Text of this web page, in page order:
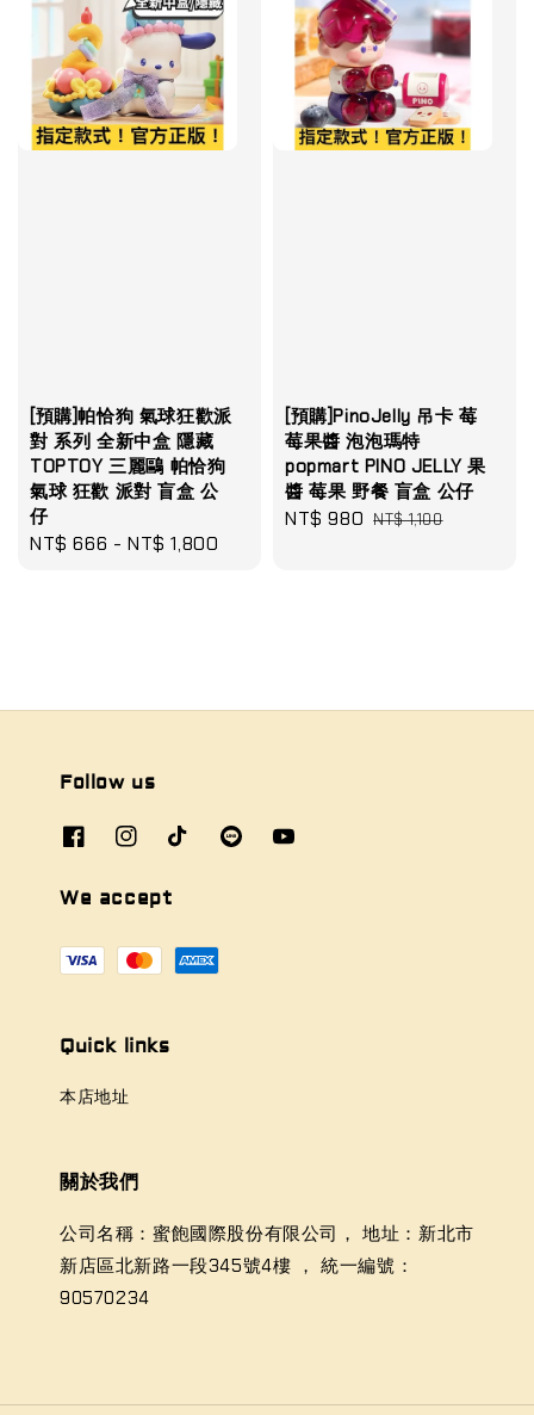
[預購]帕恰狗 氣球狂歡派
對 系列 全新中盒 隱藏
TOPTOY 三麗鷗 帕恰狗
氣球 狂歡 派對 盲盒 公
仔
Regular
NT$ 666 -NT$ 1,800
[預購]PinoJelly 吊卡 莓
莓果醬 泡泡瑪特
popmart PINO JELLY 果
醬 莓果 野餐 盲盒 公仔
Sale
NT$ 980 Regular
NT$ 1,100
Follow us
We accept
Quick links
本店地址
關於我們
公司名稱：蜜飽國際股份有限公司， 地址：新北市
新店區北新路一段345號4樓 ， 統一編號：
90570234